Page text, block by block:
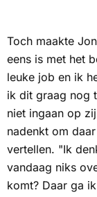
Toch maakte
eens is met het
leuke job en ik
ik dit graag nog
niet ingaan op
nadenkt om
vertellen. "Ik
vandaag niks
komt? Daar ga